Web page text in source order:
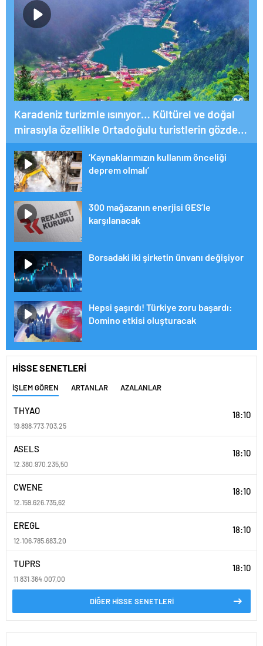
Karadeniz turizmle ısınıyor… Kültürel ve doğal
mirasıyla özellikle Ortadoğulu turistlerin gözdesi
konumunda
‘Kaynaklarımızın kullanım önceliği
deprem olmalı’
300 mağazanın enerjisi GES’le
karşılanacak
Borsadaki iki şirketin ünvanı değişiyor
Hepsi şaşırdı! Türkiye zoru başardı:
Domino etkisi oluşturacak
HİSSE SENETLERİ
İŞLEM GÖREN ARTANLAR AZALANLAR
THYAO
19.898.773.703,25
18:10
ASELS
12.380.970.235,50
18:10
CWENE
12.159.626.735,62
18:10
EREGL
12.106.785.683,20
18:10
TUPRS
11.831.364.007,00
18:10
DİĞER HİSSE SENETLERİ